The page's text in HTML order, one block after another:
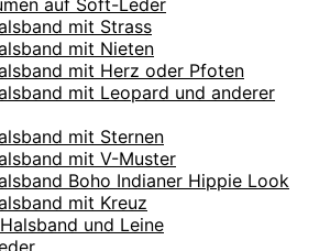
auf Soft-Leder
mit Strass
mit Nieten
mit Herz oder Pfoten
mit Leopard und anderer
mit Sternen
mit V-Muster
Boho Indianer Hippie Look
mit Kreuz
und Leine